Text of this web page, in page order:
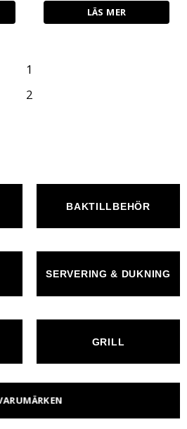
LÄS MER
1
2
BAKTILLBEHÖR
SERVERING & DUKNING
GRILL